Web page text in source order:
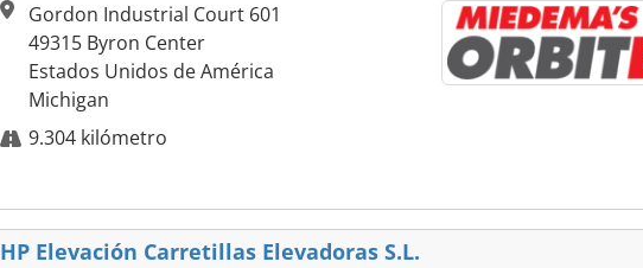
Gordon Industrial Court 601
49315 Byron Center
Estados Unidos de América
Michigan
9.304 kilómetro
HP Elevación Carretillas Elevadoras S.L.